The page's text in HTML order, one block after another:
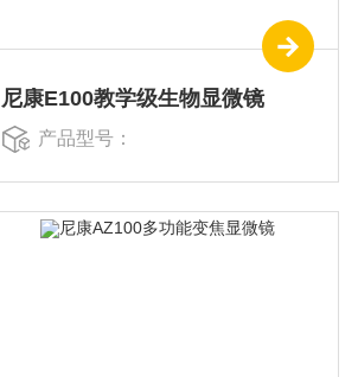
尼康E100教学级生物显微镜
产品型号：